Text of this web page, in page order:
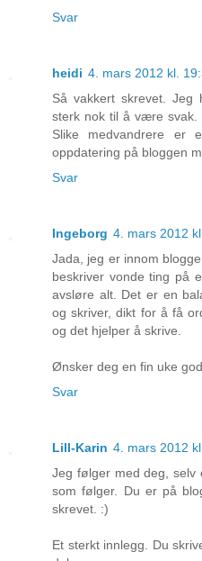
Svar
heidi 4. mars 2012 kl.
Så vakkert skrevet.
sterk nok til å være svak.
Slike medvandrere er
oppdatering på bloggen
Svar
Ingeborg 4. mars 2012
Jada, jeg er innom
beskriver vonde ting på
avsløre alt. Det er en
og skriver, dikt for å få
og det hjelper å skrive.
Ønsker deg en fin uke
Svar
Lill-Karin 4. mars 2012
Jeg følger med deg, selv
som følger. Du er på
skrevet. :)
Et sterkt innlegg. Du